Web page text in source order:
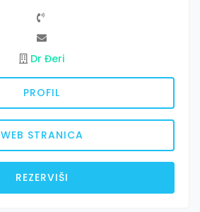
Dr Đeri
PROFIL
WEB STRANICA
REZERVIŠI